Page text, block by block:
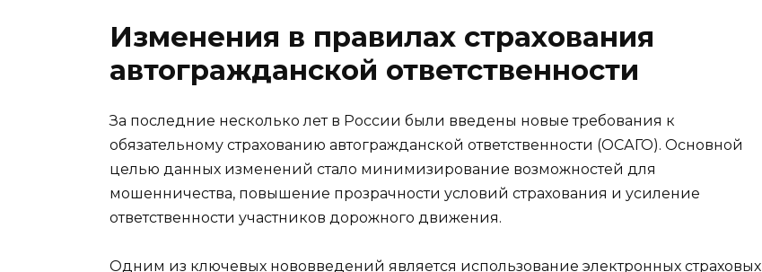
Изменения в правилах страхования
автогражданской ответственности
За последние несколько лет в России были введены новые требования к
обязательному страхованию автогражданской ответственности (ОСАГО). Основной
целью данных изменений стало минимизирование возможностей для
мошенничества, повышение прозрачности условий страхования и усиление
ответственности участников дорожного движения.
Одним из ключевых нововведений является использование электронных страховых